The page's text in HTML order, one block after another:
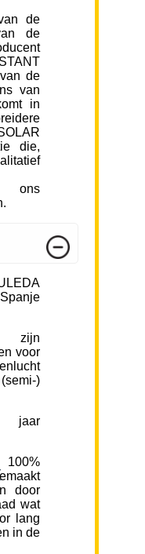
de
de
de
van
in
die,
ons
zijn
voor
)
door
wat
lang
in de